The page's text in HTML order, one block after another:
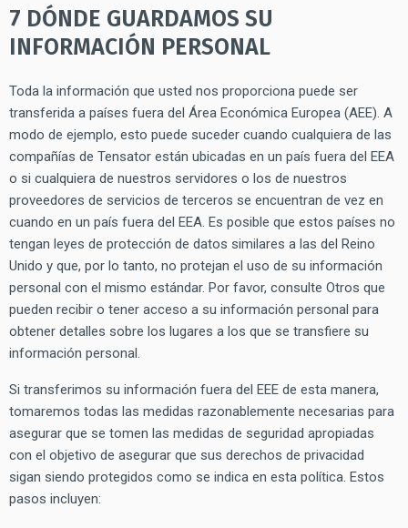
7 DÓNDE GUARDAMOS SU
INFORMACIÓN PERSONAL
Toda la información que usted nos proporciona puede ser
transferida a países fuera del Área Económica Europea (AEE). A
modo de ejemplo, esto puede suceder cuando cualquiera de las
compañías de Tensator están ubicadas en un país fuera del EEA
o si cualquiera de nuestros servidores o los de nuestros
proveedores de servicios de terceros se encuentran de vez en
cuando en un país fuera del EEA. Es posible que estos países no
tengan leyes de protección de datos similares a las del Reino
Unido y que, por lo tanto, no protejan el uso de su información
personal con el mismo estándar. Por favor, consulte Otros que
pueden recibir o tener acceso a su información personal para
obtener detalles sobre los lugares a los que se transfiere su
información personal.
Si transferimos su información fuera del EEE de esta manera,
tomaremos todas las medidas razonablemente necesarias para
asegurar que se tomen las medidas de seguridad apropiadas
con el objetivo de asegurar que sus derechos de privacidad
sigan siendo protegidos como se indica en esta política. Estos
pasos incluyen: